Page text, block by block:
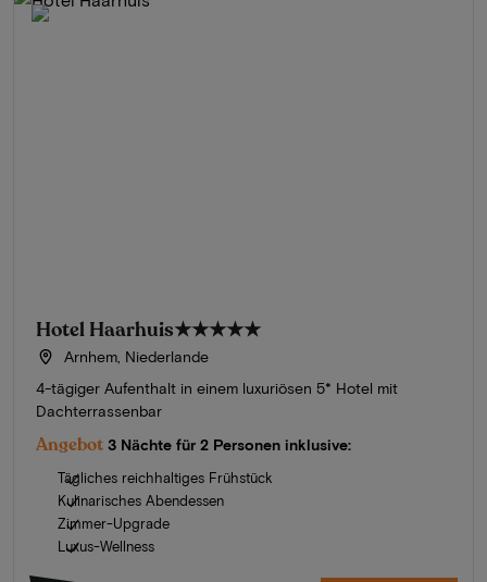
Hotel Haarhuis★★★★★
Arnhem, Niederlande
4-tägiger Aufenthalt in einem luxuriösen 5* Hotel mit
Dachterrassenbar
Angebot 3 Nächte für 2 Personen inklusive:
Tägliches reichhaltiges Frühstück
Kulinarisches Abendessen
Zimmer-Upgrade
Luxus-Wellness